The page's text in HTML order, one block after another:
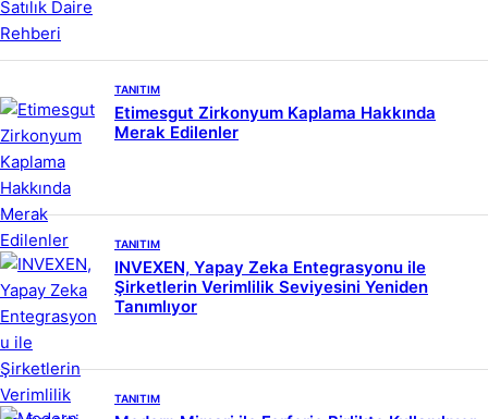
TANITIM
Etimesgut Zirkonyum Kaplama Hakkında
Merak Edilenler
TANITIM
INVEXEN, Yapay Zeka Entegrasyonu ile
Şirketlerin Verimlilik Seviyesini Yeniden
Tanımlıyor
TANITIM